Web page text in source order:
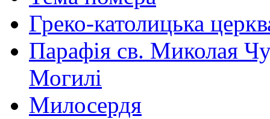
Греко-католицька
Парафія св. Миколая
Могилі
Милосердя